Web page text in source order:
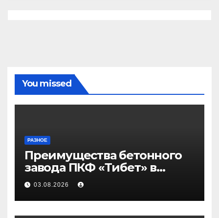
You missed
РАЗНОЕ
Преимущества бетонного
завода ПКФ «Тибет» в
Волгограде и Волжском
03.08.2026